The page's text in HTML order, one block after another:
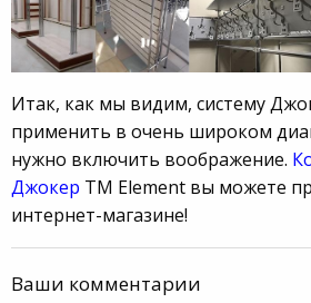
Итак, как мы видим, систему
применить в очень широком
нужно включить воображение.
Джокер ТМ Element вы можете
интернет-магазине!
Ваши комментарии